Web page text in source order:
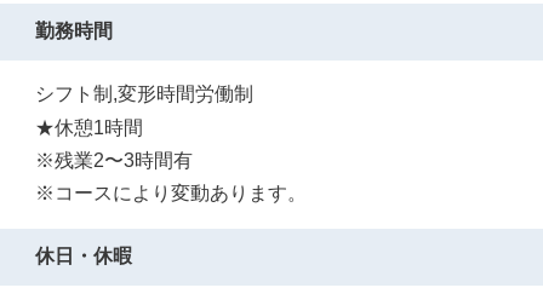
勤務時間
シフト制,変形時間労働制
★休憩1時間
※残業2〜3時間有
※コースにより変動あります。
休日・休暇